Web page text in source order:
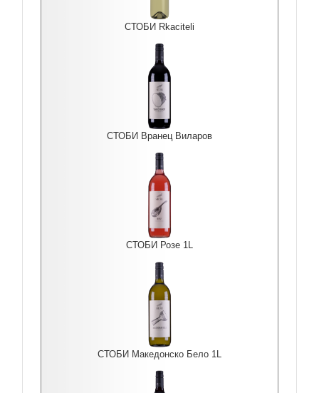
СТОБИ Rkaciteli
СТОБИ Вранец Виларов
СТОБИ Розе 1L
СТОБИ Македонско Бело 1L